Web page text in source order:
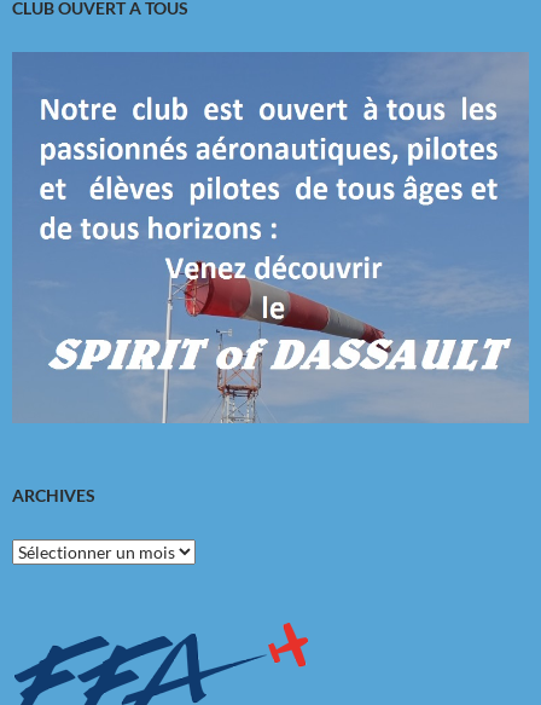
CLUB OUVERT A TOUS
ARCHIVES
Archives